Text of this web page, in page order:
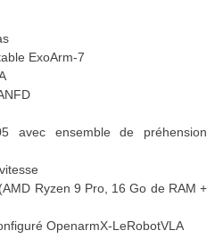
ExoArm-7
avec ensemble de préhension
Ryzen 9 Pro, 16 Go de RAM +
OpenarmX-LeRobotVLA